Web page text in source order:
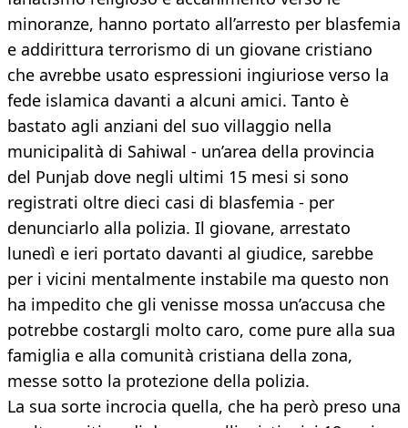
minoranze, hanno portato all’arresto per blasfemia
e addirittura terrorismo di un giovane cristiano
che avrebbe usato espressioni ingiuriose verso la
fede islamica davanti a alcuni amici. Tanto è
bastato agli anziani del suo villaggio nella
municipalità di Sahiwal - un’area della provincia
del Punjab dove negli ultimi 15 mesi si sono
registrati oltre dieci casi di blasfemia - per
denunciarlo alla polizia. Il giovane, arrestato
lunedì e ieri portato davanti al giudice, sarebbe
per i vicini mentalmente instabile ma questo non
ha impedito che gli venisse mossa un’accusa che
potrebbe costargli molto caro, come pure alla sua
famiglia e alla comunità cristiana della zona,
messe sotto la protezione della polizia.
La sua sorte incrocia quella, che ha però preso una